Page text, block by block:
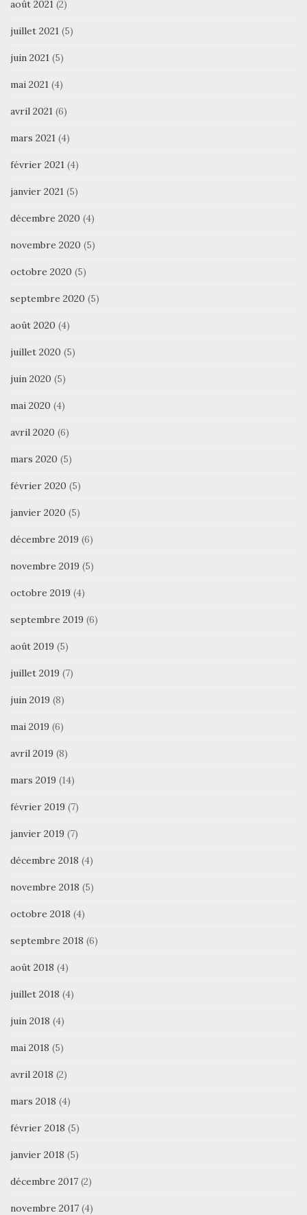
août 2021 (2)
juillet 2021 (5)
juin 2021 (5)
mai 2021 (4)
avril 2021 (6)
mars 2021 (4)
février 2021 (4)
janvier 2021 (5)
décembre 2020 (4)
novembre 2020 (5)
octobre 2020 (5)
septembre 2020 (5)
août 2020 (4)
juillet 2020 (5)
juin 2020 (5)
mai 2020 (4)
avril 2020 (6)
mars 2020 (5)
février 2020 (5)
janvier 2020 (5)
décembre 2019 (6)
novembre 2019 (5)
octobre 2019 (4)
septembre 2019 (6)
août 2019 (5)
juillet 2019 (7)
juin 2019 (8)
mai 2019 (6)
avril 2019 (8)
mars 2019 (14)
février 2019 (7)
janvier 2019 (7)
décembre 2018 (4)
novembre 2018 (5)
octobre 2018 (4)
septembre 2018 (6)
août 2018 (4)
juillet 2018 (4)
juin 2018 (4)
mai 2018 (5)
avril 2018 (2)
mars 2018 (4)
février 2018 (5)
janvier 2018 (5)
décembre 2017 (2)
novembre 2017 (4)